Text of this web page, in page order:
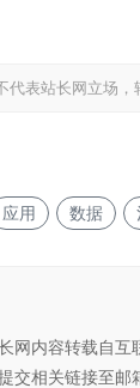
代表站长网立场，
应用 数据
长网内容转载自
交相关链接至邮